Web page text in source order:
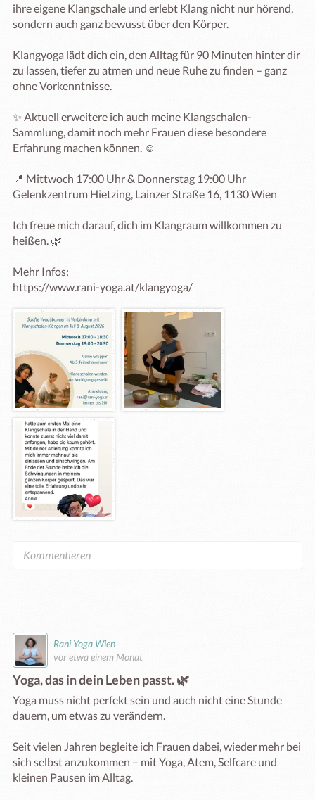
ihre eigene Klangschale und erlebt Klang nicht nur hörend,
sondern auch ganz bewusst über den Körper.
Klangyoga lädt dich ein, den Alltag für 90 Minuten hinter dir
zu lassen, tiefer zu atmen und neue Ruhe zu finden – ganz
ohne Vorkenntnisse.
✨ Aktuell erweitere ich auch meine Klangschalen-
Sammlung, damit noch mehr Frauen diese besondere
Erfahrung machen können. ☺️
📍 Mittwoch 17:00 Uhr & Donnerstag 19:00 Uhr
Gelenkzentrum Hietzing, Lainzer Straße 16, 1130 Wien
Ich freue mich darauf, dich im Klangraum willkommen zu
heißen. 🌿
Mehr Infos:
https://www.rani-yoga.at/klangyoga/
Rani Yoga Wien
vor etwa einem Monat
Yoga, das in dein Leben passt. 🌿
Yoga muss nicht perfekt sein und auch nicht eine Stunde
dauern, um etwas zu verändern.
Seit vielen Jahren begleite ich Frauen dabei, wieder mehr bei
sich selbst anzukommen – mit Yoga, Atem, Selfcare und
kleinen Pausen im Alltag.